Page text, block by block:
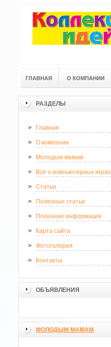
ГЛАВНАЯ О КОМПАНИИ
РАЗДЕЛЫ
Главная
О компании
Молодым мамам
Всё о компьютерных играх
Статьи
Полезные статьи
Полезная информация
Карта сайта
Фотогалерея
Контакты
ОБЪЯВЛЕНИЯ
МОЛОДЫМ МАМАМ